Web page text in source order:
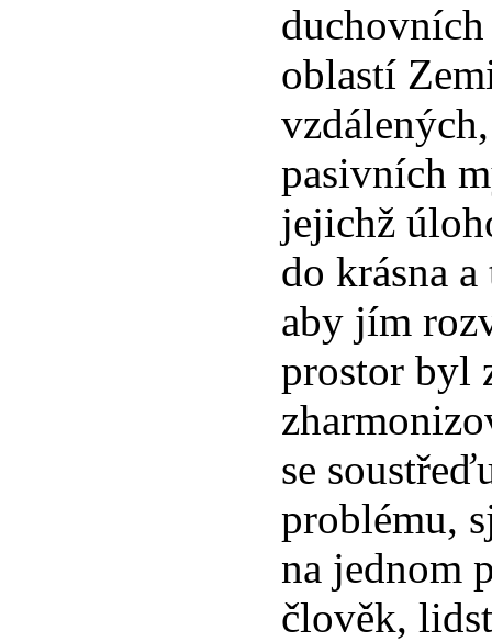
oblastí
pasivních
jejichž
do krásna
aby jím
prostor byl
se
problému,
na jednom
člověk,